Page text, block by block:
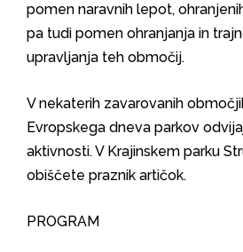
pomen naravnih lepot,
pa tudi pomen ohranjanja in
upravljanja teh območij.
V nekaterih zavarovanih
Evropskega dneva parkov
aktivnosti. V Krajinskem parku
obiščete praznik artičok.
PROGRAM